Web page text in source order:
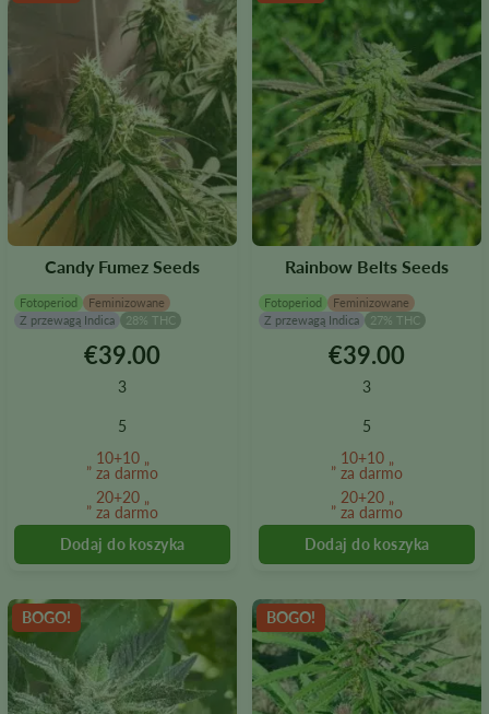
Candy Fumez Seeds
Fotoperiod
Feminizowane
Z przewagą Indica
28% THC
€39.00
3
5
10+10 „
” za darmo
20+20 „
” za darmo
stronie
Rainbow Belts Seeds
Fotoperiod
Feminizowane
Z przewagą Indica
27% THC
€39.00
3
5
10+10 „
” za darmo
20+20 „
” za darmo
stronie
BOGO! BOGO!